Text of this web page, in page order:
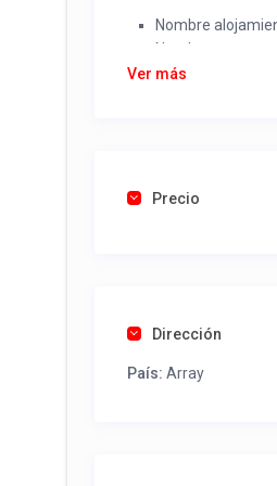
Nombre
Nombre
Rut
Una vez recibido
Ver más
Precio
Dirección
País: Array